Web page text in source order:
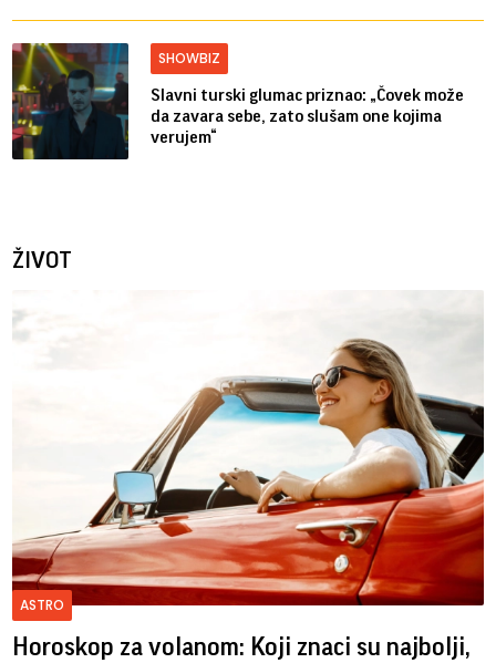
SHOWBIZ
Slavni turski glumac priznao: „Čovek može
da zavara sebe, zato slušam one kojima
verujem“
ŽIVOT
ASTRO
Horoskop za volanom: Koji znaci su najbolji,